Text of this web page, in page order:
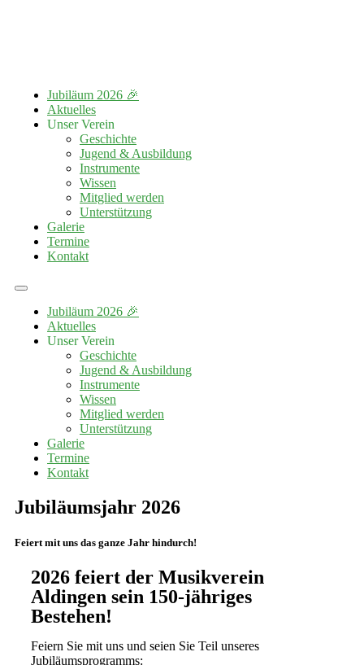
Jubiläum 2026 🎉
Aktuelles
Unser Verein
Geschichte
Jugend & Ausbildung
Instrumente
Wissen
Mitglied werden
Unterstützung
Galerie
Termine
Kontakt
Jubiläum 2026 🎉
Aktuelles
Unser Verein
Geschichte
Jugend & Ausbildung
Instrumente
Wissen
Mitglied werden
Unterstützung
Galerie
Termine
Kontakt
Jubiläumsjahr 2026
Feiert mit uns das ganze Jahr hindurch!
2026 feiert der Musikverein
Aldingen sein 150-jähriges
Bestehen!
Feiern Sie mit uns und seien Sie Teil unseres
Jubiläumsprogramms: